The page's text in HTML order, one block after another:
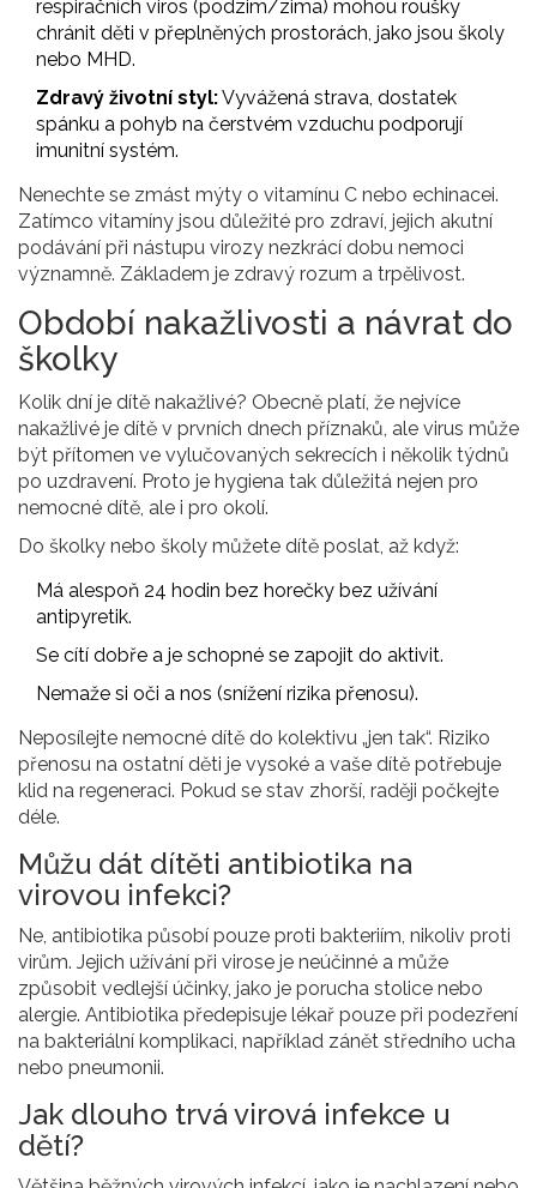
respiračních viros (podzim/zima) mohou roušky
chránit děti v přeplněných prostorách, jako jsou školy
nebo MHD.
Zdravý životní styl:Vyvážená strava, dostatek
spánku a pohyb na čerstvém vzduchu podporují
imunitní systém.
Nenechte se zmást mýty o vitamínu C nebo echinacei.
Zatímco vitamíny jsou důležité pro zdraví, jejich akutní
podávání při nástupu virozy nezkrácí dobu nemoci
významně. Základem je zdravý rozum a trpělivost.
Období nakažlivosti a návrat do
školky
Kolik dní je dítě nakažlivé? Obecně platí, že nejvíce
nakažlivé je dítě v prvních dnech příznaků, ale virus může
být přítomen ve vylučovaných sekrecích i několik týdnů
po uzdravení. Proto je hygiena tak důležitá nejen pro
nemocné dítě, ale i pro okolí.
Do školky nebo školy můžete dítě poslat, až když:
Má alespoň 24 hodin bez horečky bez užívání
antipyretik.
Se cítí dobře a je schopné se zapojit do aktivit.
Nemaže si oči a nos (snížení rizika přenosu).
Neposílejte nemocné dítě do kolektivu „jen tak“. Riziko
přenosu na ostatní děti je vysoké a vaše dítě potřebuje
klid na regeneraci. Pokud se stav zhorší, raději počkejte
déle.
Můžu dát dítěti antibiotika na
virovou infekci?
Ne, antibiotika působí pouze proti bakteriím, nikoliv proti
virům. Jejich užívání při virose je neúčinné a může
způsobit vedlejší účinky, jako je porucha stolice nebo
alergie. Antibiotika předepisuje lékař pouze při podezření
na bakteriální komplikaci, například zánět středního ucha
nebo pneumonii.
Jak dlouho trvá virová infekce u
dětí?